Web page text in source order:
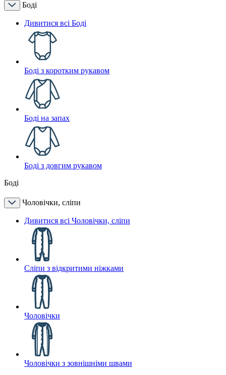
Боді
Дивитися всі Боді
Боді з коротким рукавом
Боді на запах
Боді з довгим рукавом
Боді
Чоловічки, сліпи
Дивитися всі Чоловічки, сліпи
Сліпи з відкритими ніжками
Чоловічки
Чоловічки з зовнішніми швами